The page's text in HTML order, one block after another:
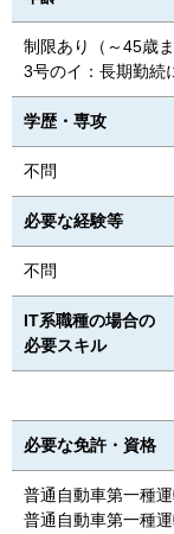
制限あり（～45歳ま
3号のイ：長期勤続
学歴・専攻
不問
必要な経験等
不問
IT系職種の場合の
必要スキル
必要な免許・資格
普通自動車第一種
普通自動車第一種